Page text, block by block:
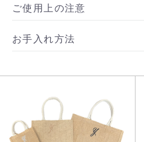
ご使用上の注意
お手入れ方法